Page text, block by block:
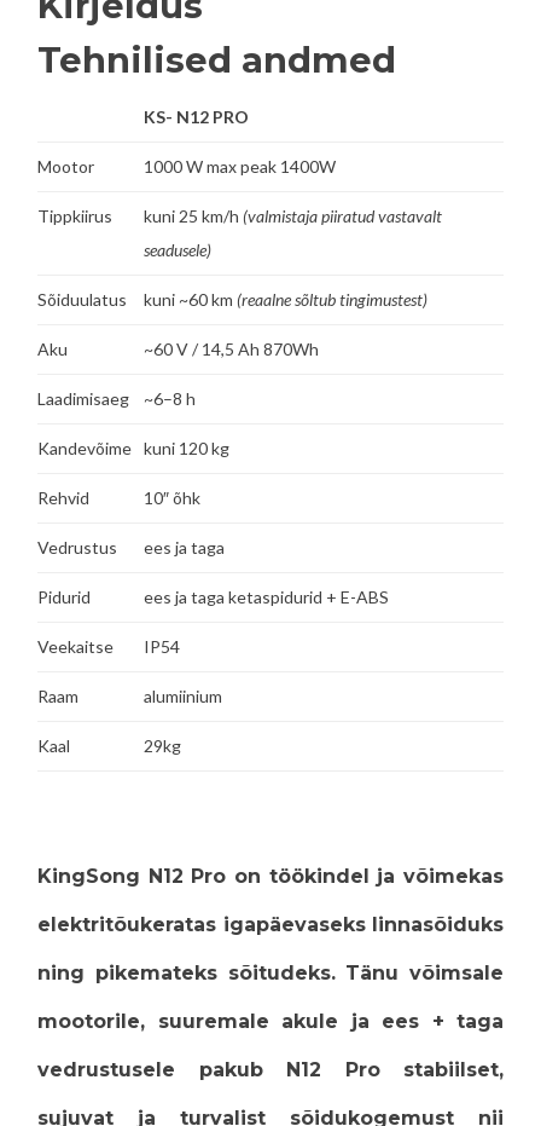
Tehnilised andmed
KS- N12 PRO
Mootor 1000 W max peak 1400W
Tippkiirus kuni 25 km/h (valmistaja piiratud vastavalt
seadusele)
Sõiduulatus kuni ~60 km (reaalne sõltub tingimustest)
Aku ~60 V / 14,5 Ah 870Wh
Laadimisaeg ~6–8 h
Kandevõime kuni 120 kg
Rehvid 10″ õhk
Vedrustus ees ja taga
Pidurid ees ja taga ketaspidurid + E-ABS
Veekaitse IP54
Raam alumiinium
Kaal 29kg
KingSong N12 Pro on töökindel ja võimekas
elektritõukeratas igapäevaseks linnasõiduks
ning pikemateks sõitudeks. Tänu võimsale
mootorile, suuremale akule ja ees + taga
vedrustusele pakub N12 Pro stabiilset,
sujuvat ja turvalist sõidukogemust nii